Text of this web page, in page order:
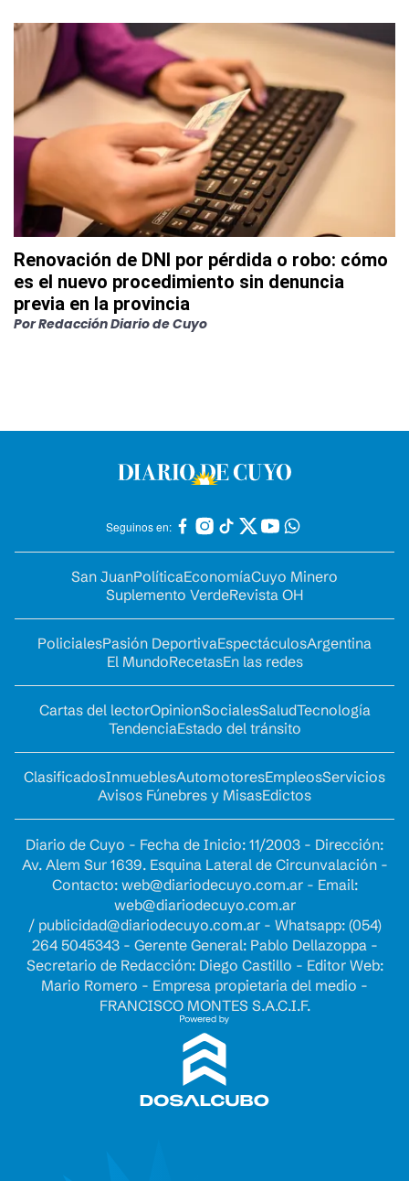
Renovación de DNI por pérdida o robo: cómo
es el nuevo procedimiento sin denuncia
previa en la provincia
PorRedacción Diario de Cuyo
Seguinos en:
San JuanPolíticaEconomíaCuyo Minero
Suplemento VerdeRevista OH
PolicialesPasión DeportivaEspectáculosArgentina
El MundoRecetasEn las redes
Cartas del lectorOpinionSocialesSaludTecnología
TendenciaEstado del tránsito
ClasificadosInmueblesAutomotoresEmpleosServicios
Avisos Fúnebres y MisasEdictos
Diario de Cuyo - Fecha de Inicio: 11/2003 - Dirección:
Av. Alem Sur 1639. Esquina Lateral de Circunvalación -
Contacto: web@diariodecuyo.com.ar- Email:
web@diariodecuyo.com.ar
/ publicidad@diariodecuyo.com.ar- Whatsapp: (054)
264 5045343 - Gerente General: Pablo Dellazoppa -
Secretario de Redacción: Diego Castillo - Editor Web:
Mario Romero - Empresa propietaria del medio -
FRANCISCO MONTES S.A.C.I.F.